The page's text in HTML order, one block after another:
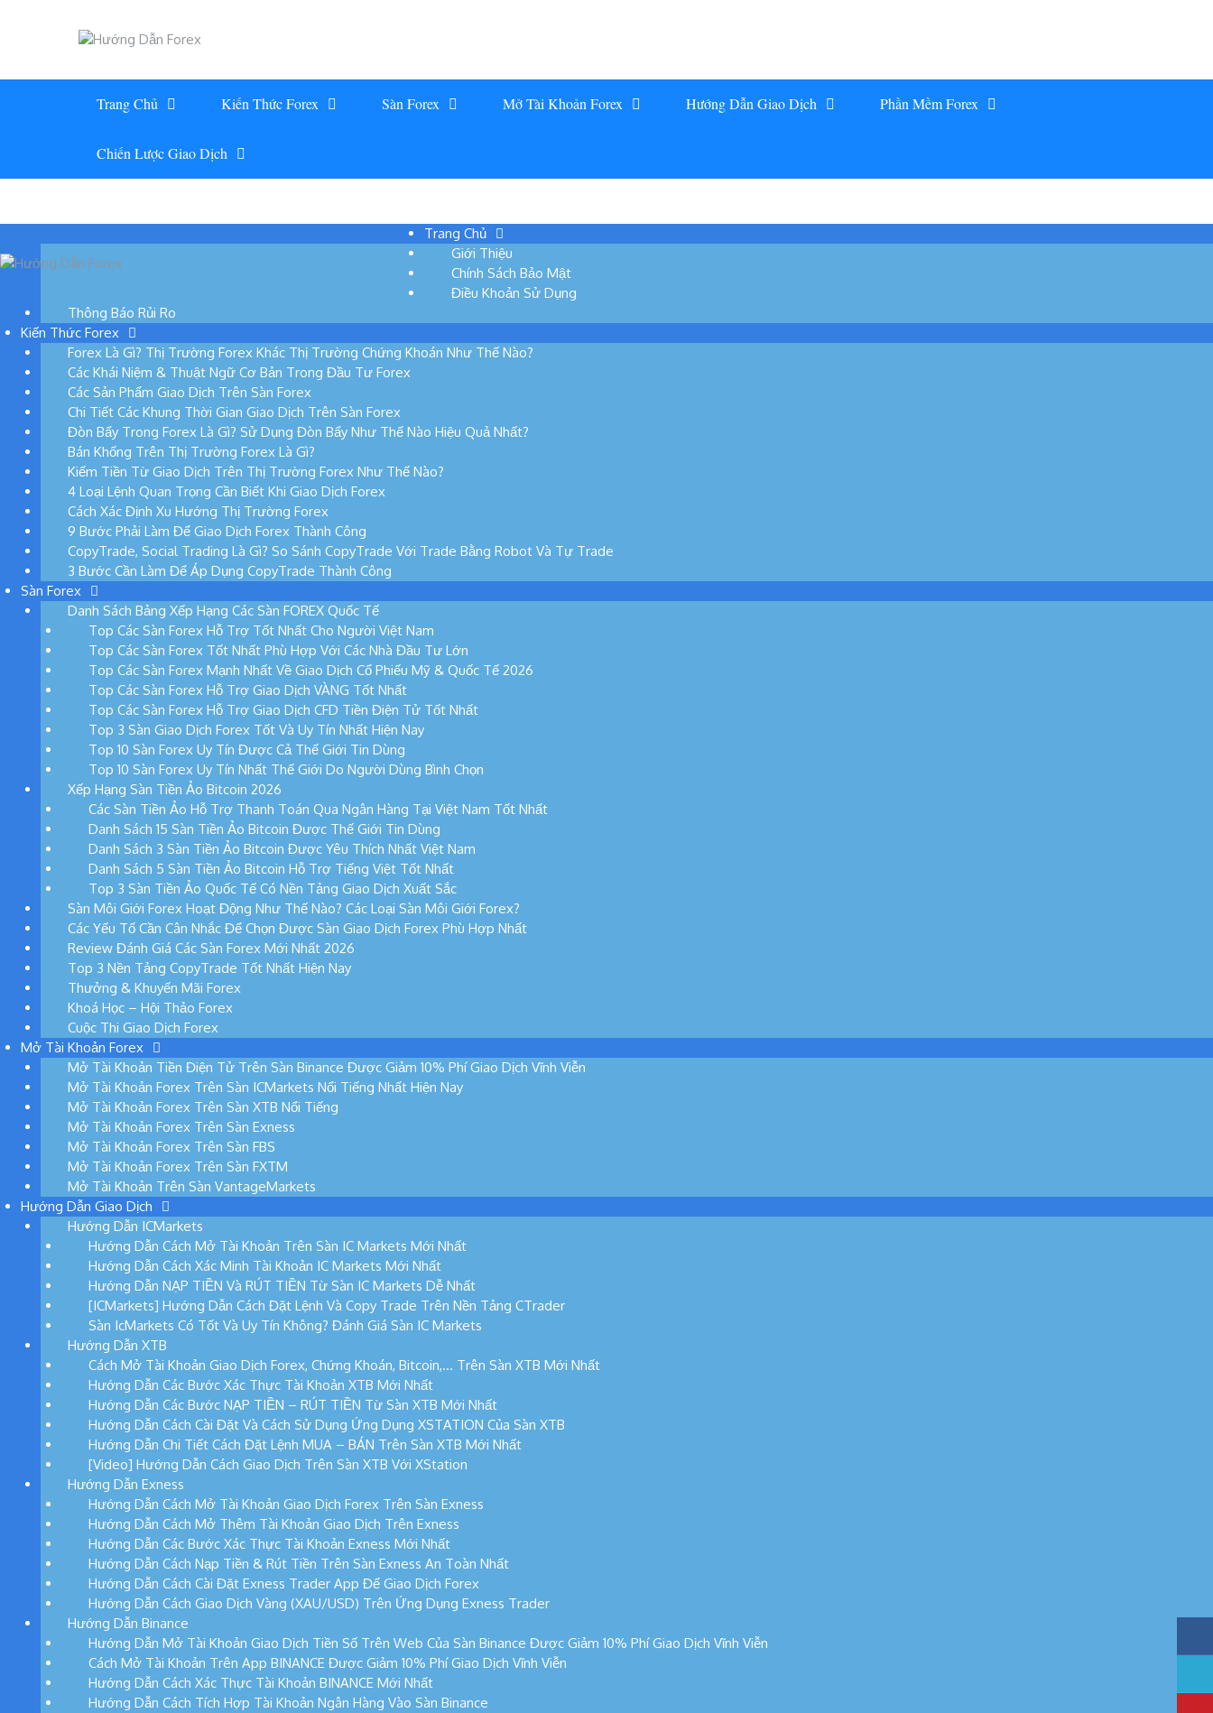
Trang Chủ Kiến Thức Forex Sàn Forex Mở Tài Khoản Forex Hướng Dẫn Giao Dịch Phần Mềm Forex
Chiến Lược Giao Dịch
Trang Chủ
Giới Thiệu
Chính Sách Bảo Mật
Điều Khoản Sử Dụng
Thông Báo Rủi Ro
Kiến Thức Forex
Forex Là Gì? Thị Trường Forex Khác Thị Trường Chứng Khoán Như Thế Nào?
Các Khái Niệm & Thuật Ngữ Cơ Bản Trong Đầu Tư Forex
Các Sản Phẩm Giao Dịch Trên Sàn Forex
Chi Tiết Các Khung Thời Gian Giao Dịch Trên Sàn Forex
Đòn Bẩy Trong Forex Là Gì? Sử Dụng Đòn Bẩy Như Thế Nào Hiệu Quả Nhất?
Bán Khống Trên Thị Trường Forex Là Gì?
Kiếm Tiền Từ Giao Dịch Trên Thị Trường Forex Như Thế Nào?
4 Loại Lệnh Quan Trọng Cần Biết Khi Giao Dịch Forex
Cách Xác Định Xu Hướng Thị Trường Forex
9 Bước Phải Làm Để Giao Dịch Forex Thành Công
CopyTrade, Social Trading Là Gì? So Sánh CopyTrade Với Trade Bằng Robot Và Tự Trade
3 Bước Cần Làm Để Áp Dụng CopyTrade Thành Công
Sàn Forex
Danh Sách Bảng Xếp Hạng Các Sàn FOREX Quốc Tế
Top Các Sàn Forex Hỗ Trợ Tốt Nhất Cho Người Việt Nam
Top Các Sàn Forex Tốt Nhất Phù Hợp Với Các Nhà Đầu Tư Lớn
Top Các Sàn Forex Mạnh Nhất Về Giao Dịch Cổ Phiếu Mỹ & Quốc Tế 2026
Top Các Sàn Forex Hỗ Trợ Giao Dịch VÀNG Tốt Nhất
Top Các Sàn Forex Hỗ Trợ Giao Dịch CFD Tiền Điện Tử Tốt Nhất
Top 3 Sàn Giao Dịch Forex Tốt Và Uy Tín Nhất Hiện Nay
Top 10 Sàn Forex Uy Tín Được Cả Thế Giới Tin Dùng
Top 10 Sàn Forex Uy Tín Nhất Thế Giới Do Người Dùng Bình Chọn
Xếp Hạng Sàn Tiền Ảo Bitcoin 2026
Các Sàn Tiền Ảo Hỗ Trợ Thanh Toán Qua Ngân Hàng Tại Việt Nam Tốt Nhất
Danh Sách 15 Sàn Tiền Ảo Bitcoin Được Thế Giới Tin Dùng
Danh Sách 3 Sàn Tiền Ảo Bitcoin Được Yêu Thích Nhất Việt Nam
Danh Sách 5 Sàn Tiền Ảo Bitcoin Hỗ Trợ Tiếng Việt Tốt Nhất
Top 3 Sàn Tiền Ảo Quốc Tế Có Nền Tảng Giao Dịch Xuất Sắc
Sàn Môi Giới Forex Hoạt Động Như Thế Nào? Các Loại Sàn Môi Giới Forex?
Các Yếu Tố Cần Cân Nhắc Để Chọn Được Sàn Giao Dịch Forex Phù Hợp Nhất
Review Đánh Giá Các Sàn Forex Mới Nhất 2026
Top 3 Nền Tảng CopyTrade Tốt Nhất Hiện Nay
Thưởng & Khuyến Mãi Forex
Khoá Học – Hội Thảo Forex
Cuộc Thi Giao Dịch Forex
Mở Tài Khoản Forex
Mở Tài Khoản Tiền Điện Tử Trên Sàn Binance Được Giảm 10% Phí Giao Dịch Vĩnh Viễn
Mở Tài Khoản Forex Trên Sàn ICMarkets Nổi Tiếng Nhất Hiện Nay
Mở Tài Khoản Forex Trên Sàn XTB Nổi Tiếng
Mở Tài Khoản Forex Trên Sàn Exness
Mở Tài Khoản Forex Trên Sàn FBS
Mở Tài Khoản Forex Trên Sàn FXTM
Mở Tài Khoản Trên Sàn VantageMarkets
Hướng Dẫn Giao Dịch
Hướng Dẫn ICMarkets
Hướng Dẫn Cách Mở Tài Khoản Trên Sàn IC Markets Mới Nhất
Hướng Dẫn Cách Xác Minh Tài Khoản IC Markets Mới Nhất
Hướng Dẫn NẠP TIỀN Và RÚT TIỀN Từ Sàn IC Markets Dễ Nhất
[ICMarkets] Hướng Dẫn Cách Đặt Lệnh Và Copy Trade Trên Nền Tảng CTrader
Sàn IcMarkets Có Tốt Và Uy Tín Không? Đánh Giá Sàn IC Markets
Hướng Dẫn XTB
Cách Mở Tài Khoản Giao Dịch Forex, Chứng Khoán, Bitcoin,… Trên Sàn XTB Mới Nhất
Hướng Dẫn Các Bước Xác Thực Tài Khoản XTB Mới Nhất
Hướng Dẫn Các Bước NẠP TIỀN – RÚT TIỀN Từ Sàn XTB Mới Nhất
Hướng Dẫn Cách Cài Đặt Và Cách Sử Dụng Ứng Dụng XSTATION Của Sàn XTB
Hướng Dẫn Chi Tiết Cách Đặt Lệnh MUA – BÁN Trên Sàn XTB Mới Nhất
[Video] Hướng Dẫn Cách Giao Dịch Trên Sàn XTB Với XStation
Hướng Dẫn Exness
Hướng Dẫn Cách Mở Tài Khoản Giao Dịch Forex Trên Sàn Exness
Hướng Dẫn Cách Mở Thêm Tài Khoản Giao Dịch Trên Exness
Hướng Dẫn Các Bước Xác Thực Tài Khoản Exness Mới Nhất
Hướng Dẫn Cách Nạp Tiền & Rút Tiền Trên Sàn Exness An Toàn Nhất
Hướng Dẫn Cách Cài Đặt Exness Trader App Để Giao Dịch Forex
Hướng Dẫn Cách Giao Dịch Vàng (XAU/USD) Trên Ứng Dụng Exness Trader
Hướng Dẫn Binance
Hướng Dẫn Mở Tài Khoản Giao Dịch Tiền Số Trên Web Của Sàn Binance Được Giảm 10% Phí Giao Dịch Vĩnh Viễn
Cách Mở Tài Khoản Trên App BINANCE Được Giảm 10% Phí Giao Dịch Vĩnh Viễn
Hướng Dẫn Cách Xác Thực Tài Khoản BINANCE Mới Nhất
Hướng Dẫn Cách Tích Hợp Tài Khoản Ngân Hàng Vào Sàn Binance